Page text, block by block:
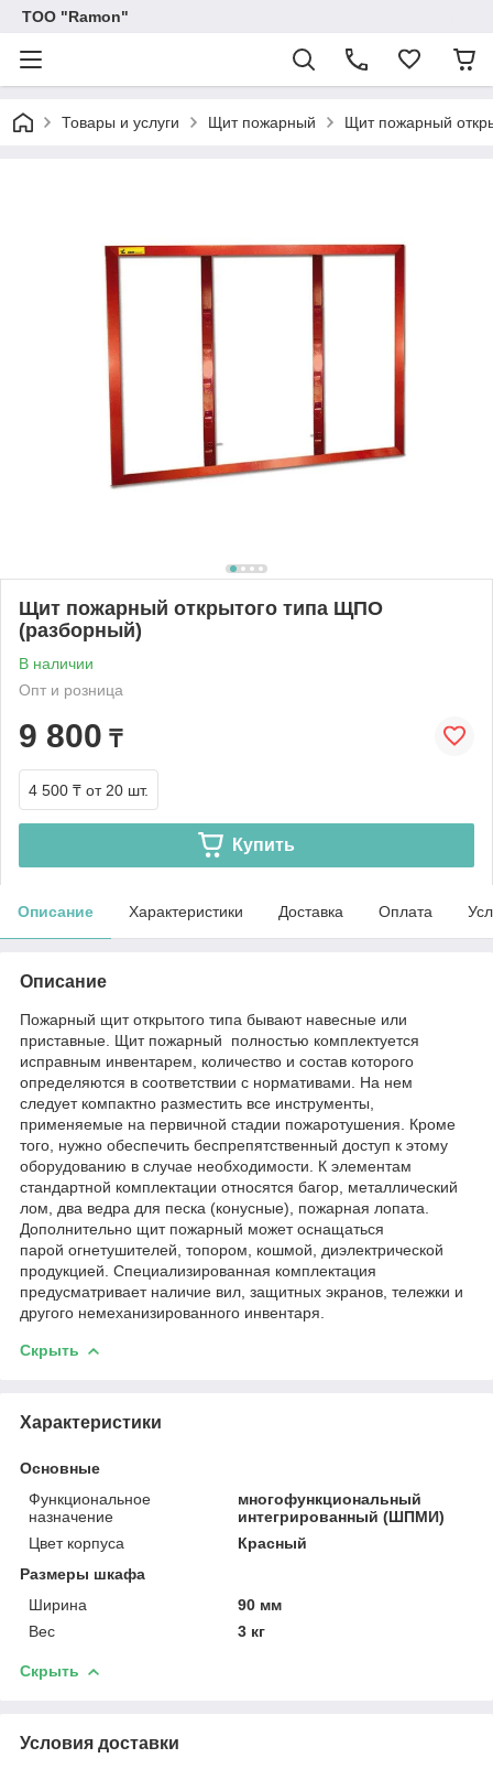
ТОО "Ramon"
Товары и услуги Щит пожарный Щит пожарный
Щит пожарный открытого типа ЩПО
(разборный)
В наличии
Опт и розница
9 800 ₸
4 500 ₸ от 20 шт.
Купить
Описание Характеристики Доставка Оплата
Описание
Пожарный щит открытого типа бывают навесные или
приставные. Щит пожарный полностью комплектуется
исправным инвентарем, количество и состав которого
определяются в соответствии с нормативами. На нем
следует компактно разместить все инструменты,
применяемые на первичной стадии пожаротушения. Кроме
того, нужно обеспечить беспрепятственный доступ к этому
оборудованию в случае необходимости. К элементам
стандартной комплектации относятся багор, металлический
лом, два ведра для песка (конусные), пожарная лопата.
Дополнительно щит пожарный может оснащаться
парой огнетушителей, топором, кошмой, диэлектрической
продукцией. Специализированная комплектация
предусматривает наличие вил, защитных экранов, тележки и
другого немеханизированного инвентаря.
Скрыть
Характеристики
Основные
Функциональное
назначение
многофункциональный
интегрированный (ШПМИ)
Цвет корпуса
Красный
Размеры шкафа
Ширина
90 мм
Вес
3 кг
Скрыть
Условия доставки